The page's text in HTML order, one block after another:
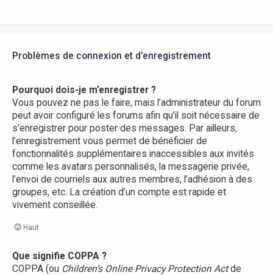
Problèmes de connexion et d’enregistrement
Pourquoi dois-je m’enregistrer ?
Vous pouvez ne pas le faire, mais l’administrateur du forum
peut avoir configuré les forums afin qu’il soit nécessaire de
s’enregistrer pour poster des messages. Par ailleurs,
l’enregistrement vous permet de bénéficier de
fonctionnalités supplémentaires inaccessibles aux invités
comme les avatars personnalisés, la messagerie privée,
l’envoi de courriels aux autres membres, l’adhésion à des
groupes, etc. La création d’un compte est rapide et
vivement conseillée.
Haut
Que signifie COPPA ?
COPPA (ou Children’s Online Privacy Protection Actde